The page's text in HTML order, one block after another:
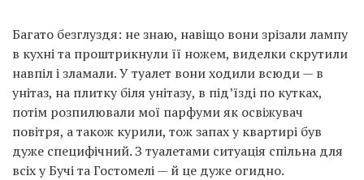
Багато безглуздя: не знаю, навіщо вони зрізали лампу
в кухні та проштрикнули її ножем, виделки скрутили
навпіл і зламали. У туалет вони ходили всюди — в
унітаз, на плитку біля унітазу, в під’їзді по кутках,
потім розпилювали мої парфуми як освіжувач
повітря, а також курили, тож запах у квартирі був
дуже специфічний. З туалетами ситуація спільна для
всіх у Бучі та Гостомелі — й це дуже огидно.